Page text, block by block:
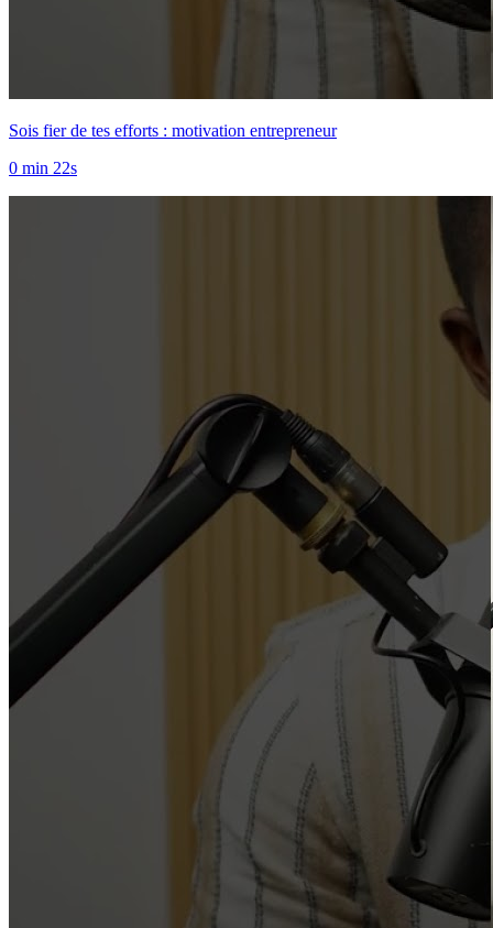
Sois fier de tes efforts : motivation entrepreneur
0 min 22s